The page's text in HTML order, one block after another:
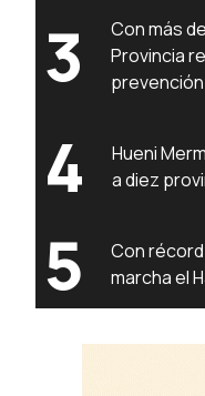
3
Con más
Provincia
4
Hueni
a diez
5
Con
marcha el